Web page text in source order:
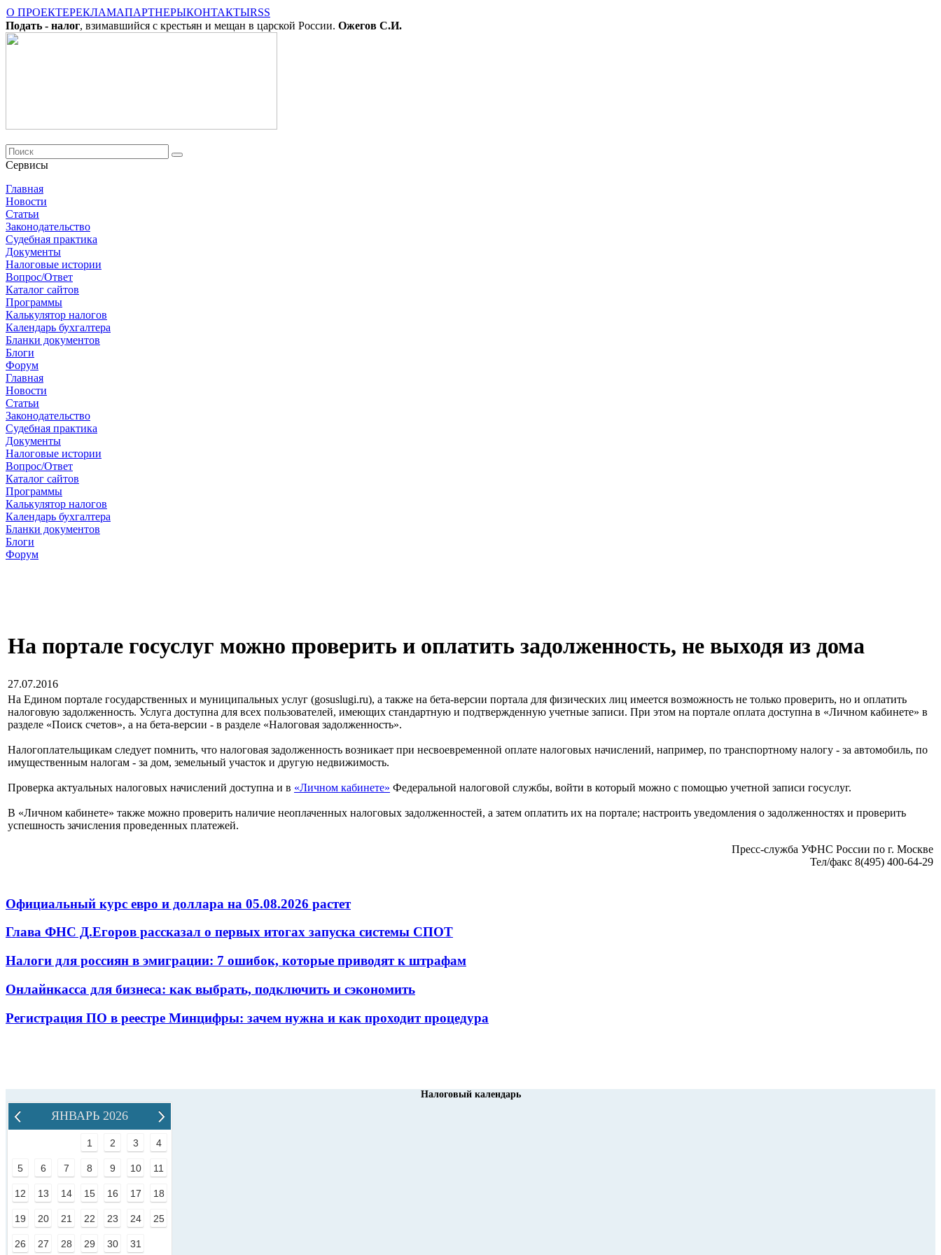
О ПРОЕКТЕРЕКЛАМАПАРТНЕРЫКОНТАКТЫRSS
Подать - налог, взимавшийся с крестьян и мещан в царской России. Ожегов С.И.
Сервисы
Главная
Новости
Cтатьи
Законодательство
Судебная практика
Документы
Налоговые истории
Вопрос/Ответ
Каталог сайтов
Программы
Калькулятор налогов
Календарь бухгалтера
Бланки документов
Блоги
Форум
Главная
Новости
Cтатьи
Законодательство
Судебная практика
Документы
Налоговые истории
Вопрос/Ответ
Каталог сайтов
Программы
Калькулятор налогов
Календарь бухгалтера
Бланки документов
Блоги
Форум
На портале госуслуг можно проверить и оплатить задолженность, не выходя из дома
27.07.2016
На Едином портале государственных и муниципальных услуг (gosuslugi.ru), а также на бета-версии портала для физических лиц имеется возможность не только проверить, но и оплатить
налоговую задолженность. Услуга доступна для всех пользователей, имеющих стандартную и подтвержденную учетные записи. При этом на портале оплата доступна в «Личном кабинете» в
разделе «Поиск счетов», а на бета-версии - в разделе «Налоговая задолженность».
Налогоплательщикам следует помнить, что налоговая задолженность возникает при несвоевременной оплате налоговых начислений, например, по транспортному налогу - за автомобиль, по
имущественным налогам - за дом, земельный участок и другую недвижимость.
Проверка актуальных налоговых начислений доступна и в «Личном кабинете» Федеральной налоговой службы, войти в который можно с помощью учетной записи госуслуг.
В «Личном кабинете» также можно проверить наличие неоплаченных налоговых задолженностей, а затем оплатить их на портале; настроить уведомления о задолженностях и проверить
успешность зачисления проведенных платежей.
Пресс-служба УФНС России по г. Москве
Тел/факс 8(495) 400-64-29
Официальный курс евро и доллара на 05.08.2026 растет
Глава ФНС Д.Егоров рассказал о первых итогах запуска системы СПОТ
Налоги для россиян в эмиграции: 7 ошибок, которые приводят к штрафам
Онлайнкасса для бизнеса: как выбрать, подключить и сэкономить
Регистрация ПО в реестре Минцифры: зачем нужна и как проходит процедура
Налоговый календарь
ЯНВАРЬ 2026
1 2 3 4
5 6 7 8 9 10 11
12 13 14 15 16 17 18
19 20 21 22 23 24 25
26 27 28 29 30 31